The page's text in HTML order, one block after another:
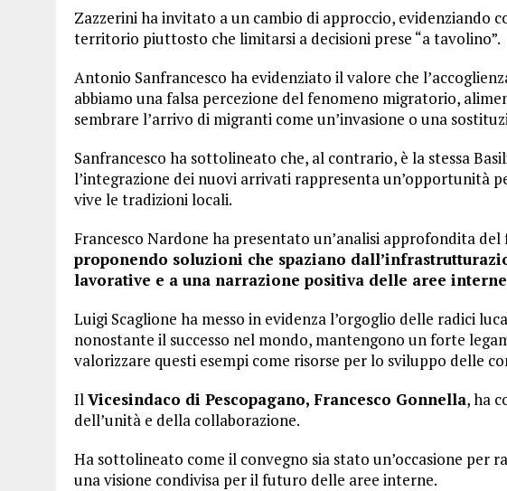
Zazzerini ha invitato a un cambio di approccio, evidenziando
territorio piuttosto che limitarsi a decisioni prese “a tavolino”.
Antonio Sanfrancesco ha evidenziato il valore che
abbiamo una falsa percezione del fenomeno migratorio,
sembrare l’arrivo di migranti come un’invasione o una
Sanfrancesco ha sottolineato che, al contrario, è la stessa
l’integrazione dei nuovi arrivati rappresenta un’opportunità
vive le tradizioni locali.
Francesco Nardone ha presentato un’analisi approfondita
proponendo soluzioni che spaziano
lavorative e a una narrazione positiva delle aree
Luigi Scaglione ha messo in evidenza l’orgoglio delle radici
nonostante il successo nel mondo, mantengono un forte
valorizzare questi esempi come risorse per lo sviluppo delle
IlVicesindaco di Pescopagano, Francesco Gonnella, ha
dell’unità e della collaborazione.
Ha sottolineato come il convegno sia stato un’occasione per
una visione condivisa per il futuro delle aree interne.